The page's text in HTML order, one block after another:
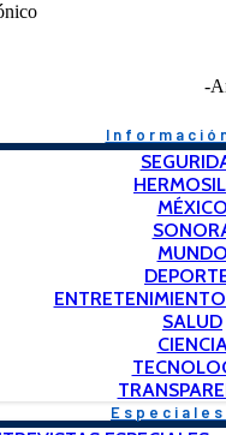
-
MÉXICO
MUNDO
SALUD
Especiales